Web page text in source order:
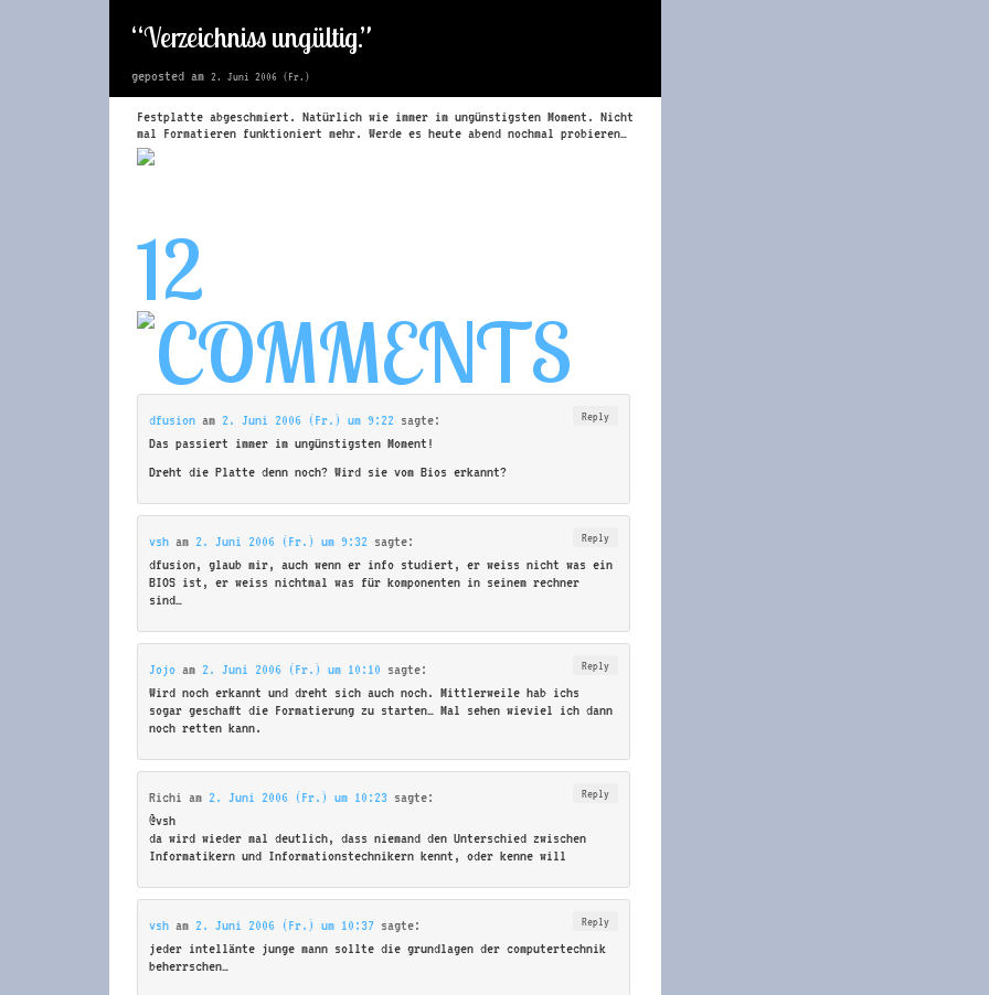
“Verzeichniss ungültig.”
geposted am 2. Juni 2006 (Fr.)
Festplatte abgeschmiert. Natürlich wie immer im ungünstigsten Moment. Nicht
mal Formatieren funktioniert mehr. Werde es heute abend nochmal probieren…
12
dfusion am 2. Juni 2006 (Fr.) um 9:22 sagte: Reply
Das passiert immer im ungünstigsten Moment!
Dreht die Platte denn noch? Wird sie vom Bios erkannt?
vsh am 2. Juni 2006 (Fr.) um 9:32 sagte: Reply
dfusion, glaub mir, auch wenn er info studiert, er weiss nicht was ein
BIOS ist, er weiss nichtmal was für komponenten in seinem rechner
sind…
Jojo am 2. Juni 2006 (Fr.) um 10:10 sagte: Reply
Wird noch erkannt und dreht sich auch noch. Mittlerweile hab ichs
sogar geschafft die Formatierung zu starten… Mal sehen wieviel ich dann
noch retten kann.
Richi am 2. Juni 2006 (Fr.) um 10:23 sagte: Reply
@vsh
da wird wieder mal deutlich, dass niemand den Unterschied zwischen
Informatikern und Informationstechnikern kennt, oder kenne will
vsh am 2. Juni 2006 (Fr.) um 10:37 sagte: Reply
jeder intellänte junge mann sollte die grundlagen der computertechnik
beherrschen…